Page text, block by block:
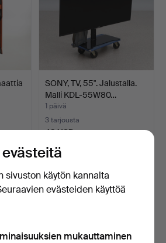
SONY, TV, 55". Jalustalla.
Malli KDL-55W80…
1 päivä
3 tarjousta
43 USD
sivuston käytön kannalta
evästeiden käyttöä
mukauttaminen